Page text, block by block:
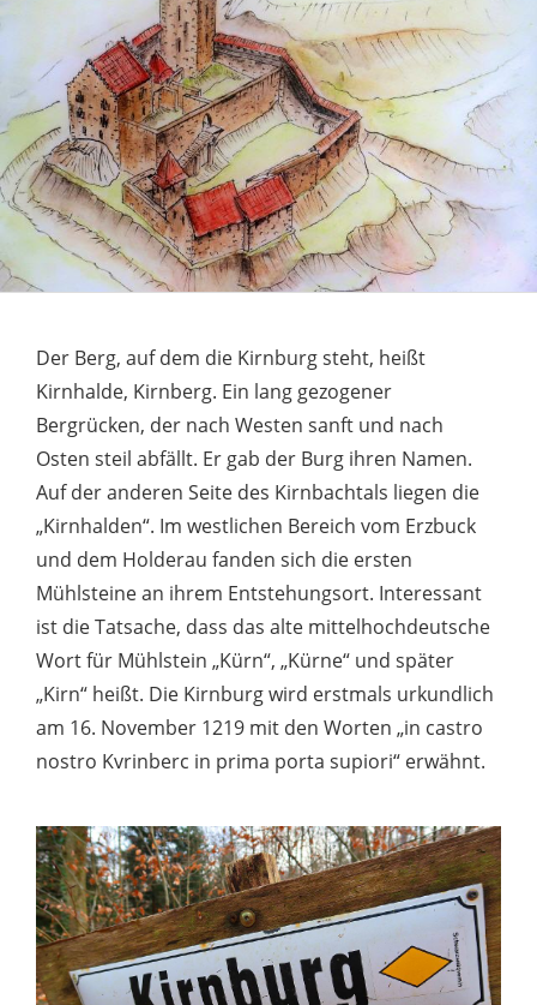
Der Berg, auf dem die Kirnburg steht, heißt
Kirnhalde, Kirnberg. Ein lang gezogener
Bergrücken, der nach Westen sanft und nach
Osten steil abfällt. Er gab der Burg ihren Namen.
Auf der anderen Seite des Kirnbachtals liegen die
„Kirnhalden“. Im westlichen Bereich vom Erzbuck
und dem Holderau fanden sich die ersten
Mühlsteine an ihrem Entstehungsort. Interessant
ist die Tatsache, dass das alte mittelhochdeutsche
Wort für Mühlstein „Kürn“, „Kürne“ und später
„Kirn“ heißt. Die Kirnburg wird erstmals urkundlich
am 16. November 1219 mit den Worten „in castro
nostro Kvrinberc in prima porta supiori“ erwähnt.